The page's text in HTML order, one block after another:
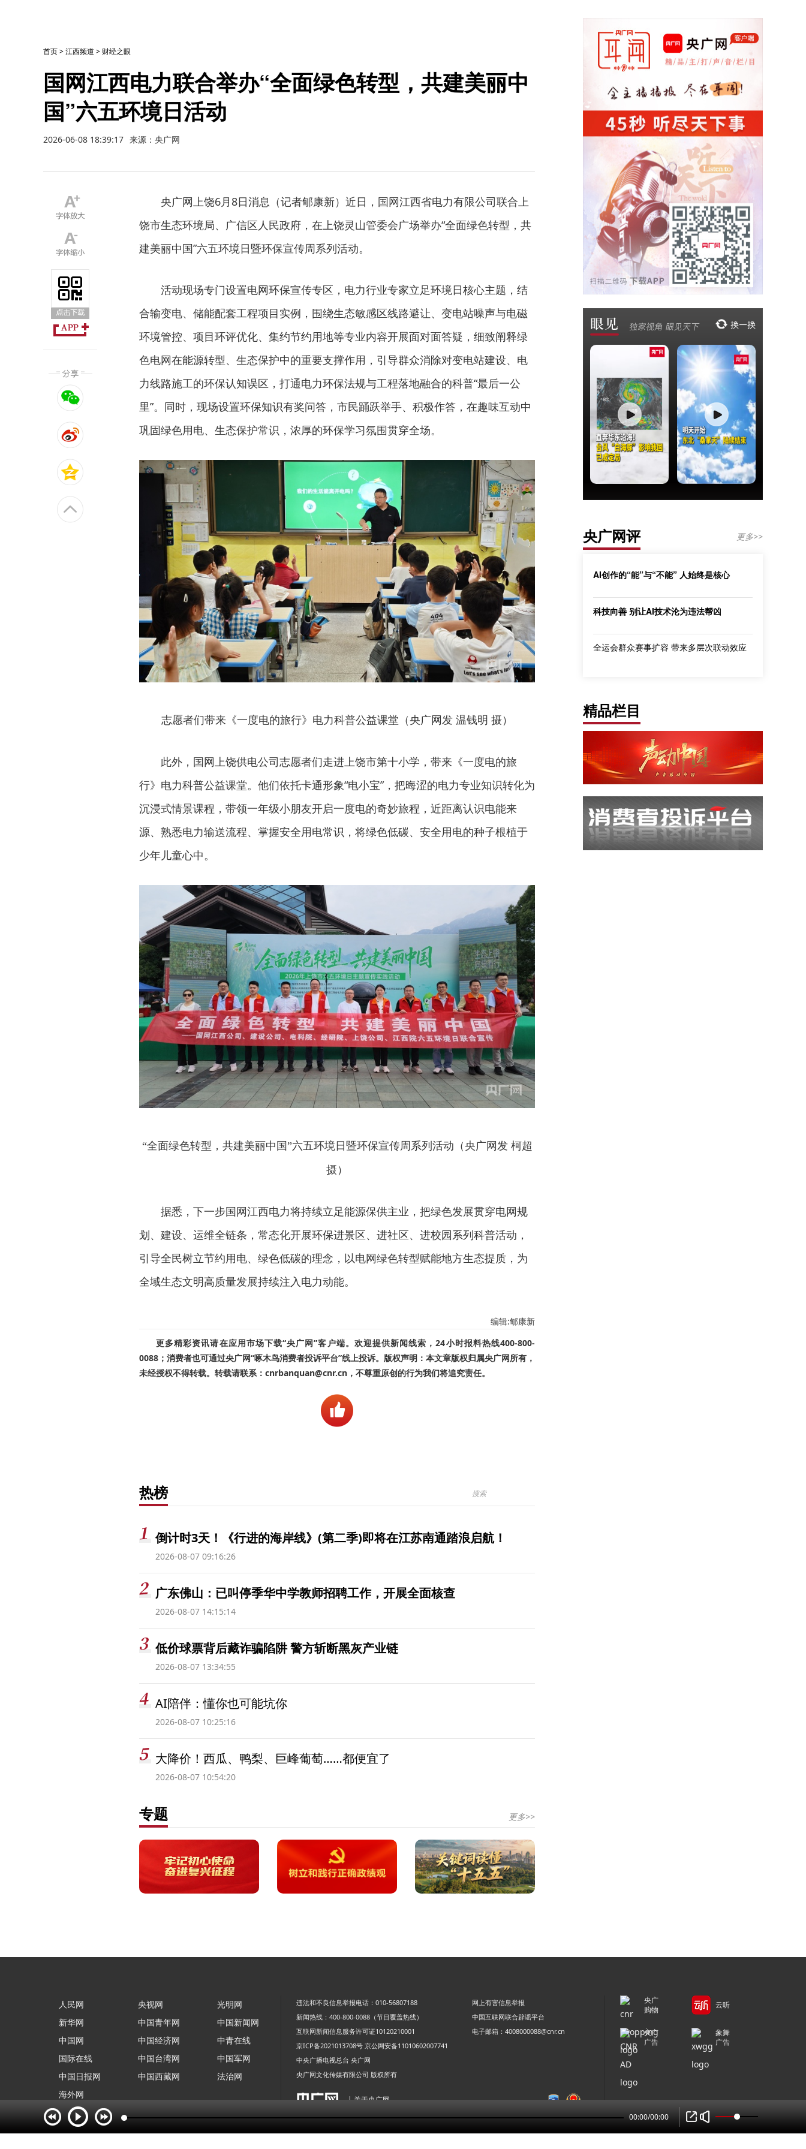
首页>江西频道 > 财经之眼
国网江西电力联合举办“全面绿色转型，共建美丽中
国”六五环境日活动
2026-06-08 18:39:17 来源：央广网
央广网上饶6月8日消息（记者郇康新）近日，国网江西省电力有限公司联合上
饶市生态环境局、广信区人民政府，在上饶灵山管委会广场举办“全面绿色转型，共
建美丽中国”六五环境日暨环保宣传周系列活动。
活动现场专门设置电网环保宣传专区，电力行业专家立足环境日核心主题，结
合输变电、储能配套工程项目实例，围绕生态敏感区线路避让、变电站噪声与电磁
环境管控、项目环评优化、集约节约用地等专业内容开展面对面答疑，细致阐释绿
色电网在能源转型、生态保护中的重要支撑作用，引导群众消除对变电站建设、电
力线路施工的环保认知误区，打通电力环保法规与工程落地融合的科普“最后一公
里”。同时，现场设置环保知识有奖问答，市民踊跃举手、积极作答，在趣味互动中
巩固绿色用电、生态保护常识，浓厚的环保学习氛围贯穿全场。
志愿者们带来《一度电的旅行》电力科普公益课堂（央广网发 温钱明 摄）
此外，国网上饶供电公司志愿者们走进上饶市第十小学，带来《一度电的旅
行》电力科普公益课堂。他们依托卡通形象“电小宝”，把晦涩的电力专业知识转化为
沉浸式情景课程，带领一年级小朋友开启一度电的奇妙旅程，近距离认识电能来
源、熟悉电力输送流程、掌握安全用电常识，将绿色低碳、安全用电的种子根植于
少年儿童心中。
“全面绿色转型，共建美丽中国”六五环境日暨环保宣传周系列活动（央广网发 柯超
摄）
据悉，下一步国网江西电力将持续立足能源保供主业，把绿色发展贯穿电网规
划、建设、运维全链条，常态化开展环保进景区、进社区、进校园系列科普活动，
引导全民树立节约用电、绿色低碳的理念，以电网绿色转型赋能地方生态提质，为
全域生态文明高质量发展持续注入电力动能。
编辑:郇康新
更多精彩资讯请在应用市场下载“央广网”客户端。欢迎提供新闻线索，24小时报料热线400-800-
0088；消费者也可通过央广网“啄木鸟消费者投诉平台”线上投诉。版权声明：本文章版权归属央广网所有，
未经授权不得转载。转载请联系：cnrbanquan@cnr.cn，不尊重原创的行为我们将追究责任。
热榜
倒计时3天！《行进的海岸线》(第二季)即将在江苏南通踏浪启航！
2026-08-07 09:16:26
广东佛山：已叫停季华中学教师招聘工作，开展全面核查
2026-08-07 14:15:14
低价球票背后藏诈骗陷阱 警方斩断黑灰产业链
2026-08-07 13:34:55
AI陪伴：懂你也可能坑你
2026-08-07 10:25:16
大降价！西瓜、鸭梨、巨峰葡萄……都便宜了
2026-08-07 10:54:20
专题 更多>>
央广网评 更多>>
AI创作的“能”与“不能” 人始终是核心
科技向善 别让AI技术沦为违法帮凶
全运会群众赛事扩容 带来多层次联动效应
精品栏目
人民网
新华网
中国网
国际在线
中国日报网
海外网
央视网
中国青年网
中国经济网
中国台湾网
中国西藏网
光明网
中国新闻网
中青在线
中国军网
法治网
违法和不良信息举报电话：010-56807188
网上有害信息举报
新闻热线：400-800-0088（节目覆盖热线）
中国互联网联合辟谣平台
互联网新闻信息服务许可证10120210001
电子邮箱：4008000088@cnr.cn
京ICP备2021013708号 京公网安备11010602007741
中央广播电视总台 央广网
央广网文化传媒有限公司 版权所有
| 关于央广网
央广
购物
云听
央广
广告
象舞
广告
00:00/00:00